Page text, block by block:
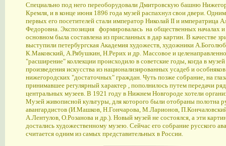
Специально под него переоборудовали Дмитровскую башню
Кремля, и в конце июня 1896 года музей распахнул свои двери.
первых его посетителей стали император Николай II и императрица
Федоровна. Экспозиция формировалась на общественных началах и
основном была составлена из присланных в дар картин. В качестве
выступили петербургская Академия художеств, художники
К.Маковский, А.Рябушкин, Н.Рерих и др. Массовое и
"расширение" коллекции происходило в советские годы, когда в
произведения искусства из национализированных усадеб и особняков
нижегородских "достаточных" граждан. Чуть позже собрание, на
принимавшее регулярный характер , пополнилось путем передачи
центральных музеев. В 1921 году в Нижнем Новгороде хотели
Музей живописной культуры, для которого были отобраны полотна
авангардистов (И.Машков, Н.Гончарова, М.Ларионов,
А.Лентулов, О.Розанова и др.). Новый музей не состоялся, а эти
достались художественному музею. Сейчас его собрание русского
считается одним из самых представительных в России.